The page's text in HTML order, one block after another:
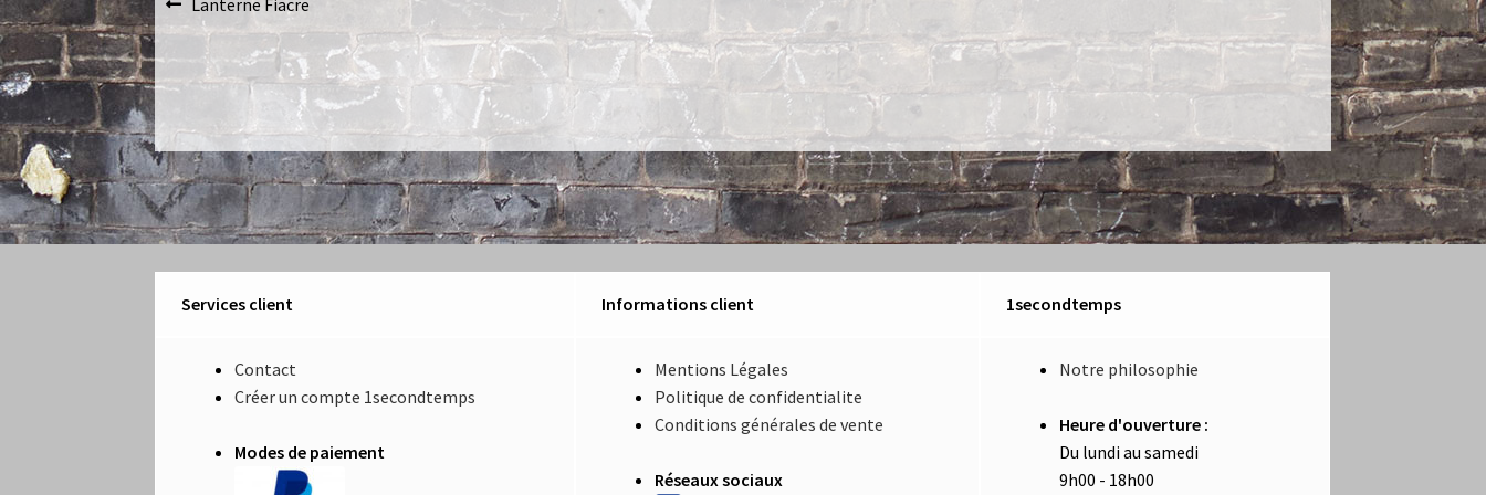
Navigation
de
l’article
précédent :
Lanterne Fiacre
Services client Informations client 1secondtemps
Contact
Créer un compte 1secondtemps
Modes de paiement
Mentions Légales
Politique de confidentialite
Conditions générales de vente
Réseaux sociaux
Notre philosophie
Heure d'ouverture :
Du lundi au samedi
9h00 - 18h00